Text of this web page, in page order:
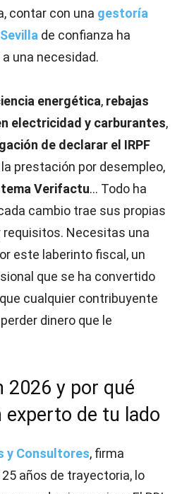
contar con una gestoría
de confianza ha
una necesidad.
energética, rebajas
electricidad y carburantes,
de declarar el IRPF
prestación por desempleo,
Verifactu… Todo ha
cambio trae sus propias
requisitos. Necesitas una
este laberinto fiscal, un
que se ha convertido
cualquier contribuyente
dinero que le
2026 y por qué
experto de tu lado
y Consultores, firma
años de trayectoria, lo